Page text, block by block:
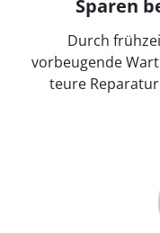
Sparen
Durch
vorbeugende
teure